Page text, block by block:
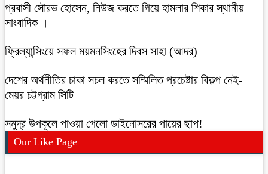
প্রবাসী সৌরভ হোসেন, নিউজ করতে গিয়ে হামলার শিকার স্থানীয়
সাংবাদিক ।
ফ্রিল্যান্সিংয়ে সফল ময়মনসিংহের দিবস সাহা (আদর)
দেশের অর্থনীতির চাকা সচল করতে সম্মিলিত প্রচেষ্টার বিকল্প নেই-
মেয়র চট্টগ্রাম সিটি
সমুদ্র উপকূলে পাওয়া গেলো ডাইনোসরের পায়ের ছাপ!
Our Like Page